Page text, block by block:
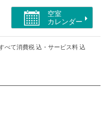
空室
カレンダー
べて消費税 込・サービス料 込